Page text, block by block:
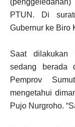
PTUN. Di
Gubernur ke Biro
Saat dilakukan
sedang berada
Pemprov
mengetahui
Pujo Nurgroho.